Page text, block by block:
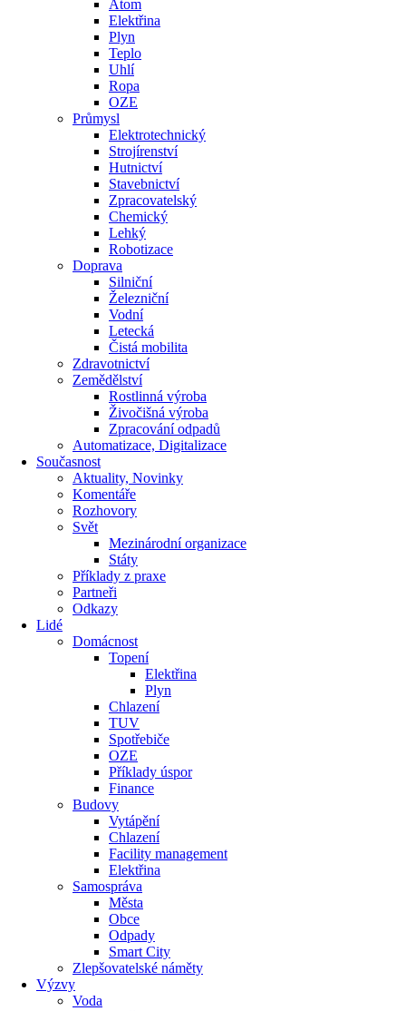
Atom
Elektřina
Plyn
Teplo
Uhlí
Ropa
OZE
Průmysl
Elektrotechnický
Strojírenství
Hutnictví
Stavebnictví
Zpracovatelský
Chemický
Lehký
Robotizace
Doprava
Silniční
Železniční
Vodní
Letecká
Čistá mobilita
Zdravotnictví
Zemědělství
Rostlinná výroba
Živočišná výroba
Zpracování odpadů
Automatizace, Digitalizace
Současnost
Aktuality, Novinky
Komentáře
Rozhovory
Svět
Mezinárodní organizace
Státy
Příklady z praxe
Partneři
Odkazy
Lidé
Domácnost
Topení
Elektřina
Plyn
Chlazení
TUV
Spotřebiče
OZE
Příklady úspor
Finance
Budovy
Vytápění
Chlazení
Facility management
Elektřina
Samospráva
Města
Obce
Odpady
Smart City
Zlepšovatelské náměty
Výzvy
Voda